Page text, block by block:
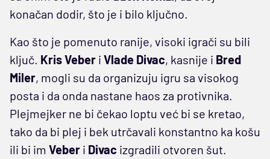
konačan dodir, što je i bilo ključno.
Kao što je pomenuto ranije, visoki igrači su bili
ključ. Kris Veber i Vlade Divac, kasnije i Bred
Miler, mogli su da organizuju igru sa visokog
posta i da onda nastane haos za protivnika.
Plejmejker ne bi čekao loptu već bi se kretao,
tako da bi plej i bek utrčavali konstantno ka košu
ili bi im Veber i Divac izgradili otvoren šut.